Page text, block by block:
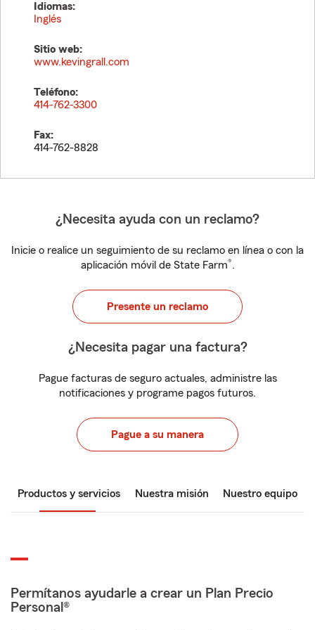
Idiomas:
Inglés
Sitio web:
www.kevingrall.com
Teléfono:
414-762-3300
Fax:
414-762-8828
¿Necesita ayuda con un reclamo?
Inicie o realice un seguimiento de su reclamo en línea o con la
aplicación móvil de State Farm®.
Presente un reclamo
¿Necesita pagar una factura?
Pague facturas de seguro actuales, administre las
notificaciones y programe pagos futuros.
Pague a su manera
Productos y servicios Nuestra misión Nuestro equipo
Permítanos ayudarle a crear un Plan Precio
Personal®